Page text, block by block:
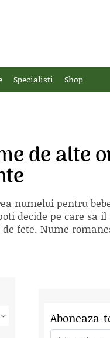
Specialisti Shop
de alte
numelui pentru
decide pe care sa il
fete. Nume